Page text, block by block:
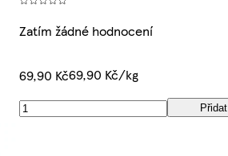
Zatím žádné hodnocení
69,90 Kč69,90 Kč/kg
Přidat